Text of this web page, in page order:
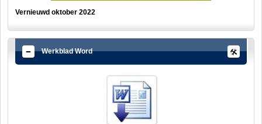
Vernieuwd oktober 2022
Werkblad Word